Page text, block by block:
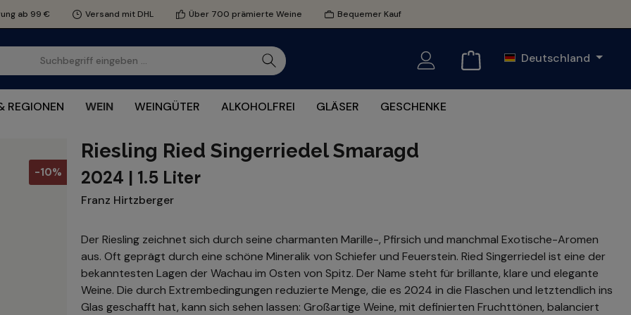
ab 99 € Versand mit DHL Über 700 prämierte Weine Bequemer Kauf
Deutschland
REGIONEN WEIN WEINGÜTER ALKOHOLFREI GLÄSER GESCHENKE
-10%
Riesling Ried Singerriedel Smaragd
2024 | 1.5 Liter
Franz Hirtzberger
Der Riesling zeichnet sich durch seine charmanten Marille-, Pfirsich und manchmal Exotische-Aromen
aus. Oft geprägt durch eine schöne Mineralik von Schiefer und Feuerstein. Ried Singerriedel ist eine der
bekanntesten Lagen der Wachau im Osten von Spitz. Der Name steht für brillante, klare und elegante
Weine. Die durch Extrembedingungen reduzierte Menge, die es 2024 in die Flaschen und letztendlich ins
Glas geschafft hat, kann sich sehen lassen: Großartige Weine, mit definierten Fruchttönen, balanciert